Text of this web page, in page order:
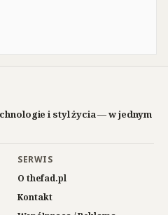
i styl życia — w jednym
SERWIS
O thefad.pl
Kontakt